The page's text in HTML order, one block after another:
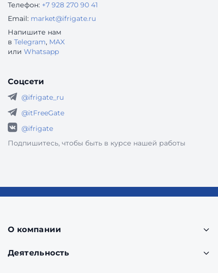
Телефон: +7 928 270 90 41
Email: market@ifrigate.ru
Напишите нам
в Telegram, MAX
или Whatsapp
Соцсети
@ifrigate_ru
@itFreeGate
@ifrigate
Подпишитесь, чтобы быть в курсе нашей работы
О компании
Деятельность